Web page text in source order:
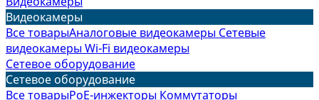
Видеокамеры
Все товарыАналоговые видеокамеры Сетевые
видеокамерыWi-Fi видеокамеры
Сетевое оборудование
Сетевое оборудование
Все товарыPoE-инжекторы Коммутаторы